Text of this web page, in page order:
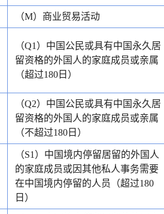
（M）商业贸易活动
（Q1）中国公民或具有中国永久居
留资格的外国人的家庭成员或亲属
（超过180日）
（Q2）中国公民或具有中国永久居
留资格的外国人的家庭成员或亲属
（不超过180日）
（S1）中国境内停留居留的外国人
的家庭成员或因其他私人事务需要
在中国境内停留的人员（超过180
日）